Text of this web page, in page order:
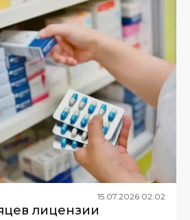
15 07 2026 02:02
лицензии